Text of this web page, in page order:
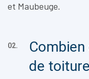
et Maubeuge.
02.
de